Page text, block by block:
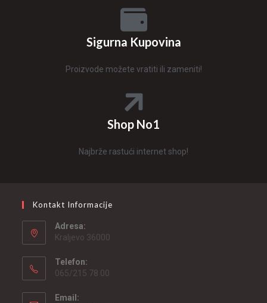
Sigurna Kupovina
Proizvode možete vratiti ili zameniti!
Shop No1
Najbrže rastući internet shop!
Kontakt Informacije
Adresa:
Kraljevo 36000
Telefon:
065/215 78 00
Email: